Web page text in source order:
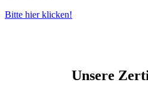
Bitte hier klicken!
Unsere